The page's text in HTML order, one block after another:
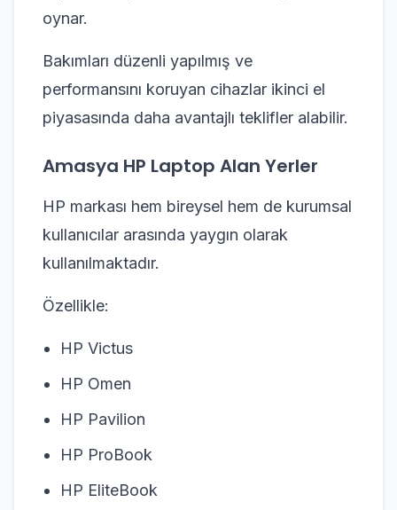
oynar.
Bakımları düzenli yapılmış ve
performansını koruyan cihazlar ikinci el
piyasasında daha avantajlı teklifler alabilir.
Amasya HP Laptop Alan Yerler
HP markası hem bireysel hem de kurumsal
kullanıcılar arasında yaygın olarak
kullanılmaktadır.
Özellikle:
HP Victus
HP Omen
HP Pavilion
HP ProBook
HP EliteBook